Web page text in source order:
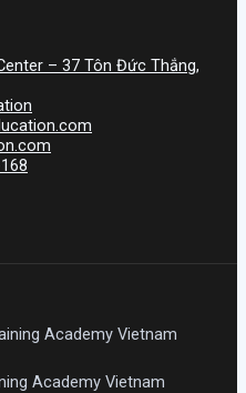
– 37 Tôn Đức Thắng,
Academy Vietnam
Academy Vietnam